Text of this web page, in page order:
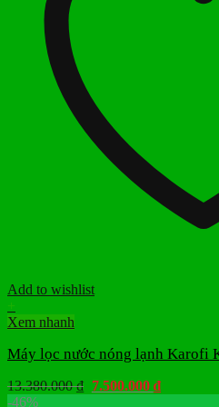
Add to wishlist
+
Xem nhanh
Máy lọc nước nóng lạnh Karofi
13.380.000₫ Giá
7.500.000 ₫Giá
-46%